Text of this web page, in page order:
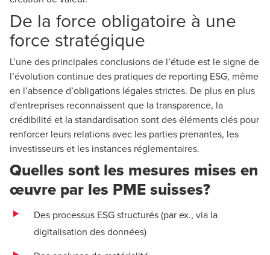
De la force obligatoire à une
force stratégique
L’une des principales conclusions de l’étude est le signe de
l’évolution continue des pratiques de reporting ESG, même
en l’absence d’obligations légales strictes. De plus en plus
d'entreprises reconnaissent que la transparence, la
crédibilité et la standardisation sont des éléments clés pour
renforcer leurs relations avec les parties prenantes, les
investisseurs et les instances réglementaires.
Quelles sont les mesures mises en
œuvre par les PME suisses?
Des processus ESG structurés (par ex., via la
digitalisation des données)